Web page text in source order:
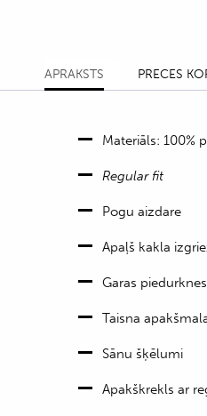
APRAKSTS PRECES
Materiāls: 100%
Regular fit
Pogu aizdare
Apaļš kakla
Garas
Taisna
Sānu šķēlumi
Apakškrekls ar